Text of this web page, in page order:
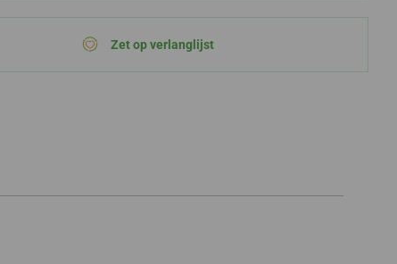
Zet op verlanglijst